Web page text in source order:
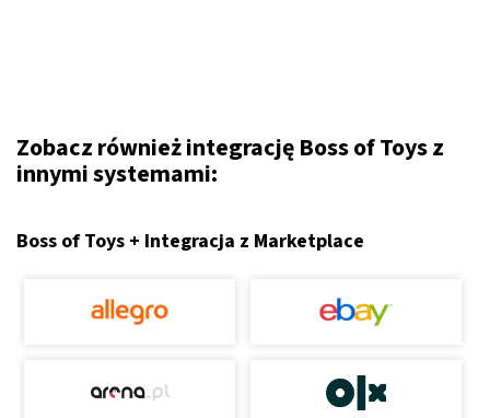
Zobacz również integrację Boss of Toys z
innymi systemami:
Boss of Toys + Integracja z Marketplace